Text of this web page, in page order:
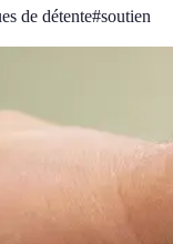
de détente#soutien